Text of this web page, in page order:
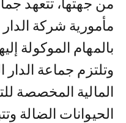
من جهتها، تتعهد
مأمورية شركة الدار
بالمهام الموكولة
وتلتزم جماعة الدار
المالية المخصصة
الحيوانات الضالة